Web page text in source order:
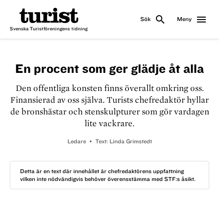
Svenska Turistföreningens tidning
Sök search Meny menu
En procent som ger glädje åt alla
Den offentliga konsten finns överallt omkring oss.
Finansierad av oss själva. Turists chefredaktör hyllar
de bronshästar och stenskulpturer som gör vardagen
lite vackrare.
Ledare Text: Linda Grimstedt
Detta är en text där innehållet är chefredaktörens uppfattning
vilken inte nödvändigvis behöver överensstämma med STF:s åsikt.